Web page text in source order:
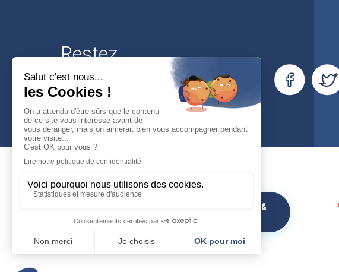
Restez
connectés
Mairie de Cusset
03300 Cusset
04 70 30 95 00
PHOTOS &